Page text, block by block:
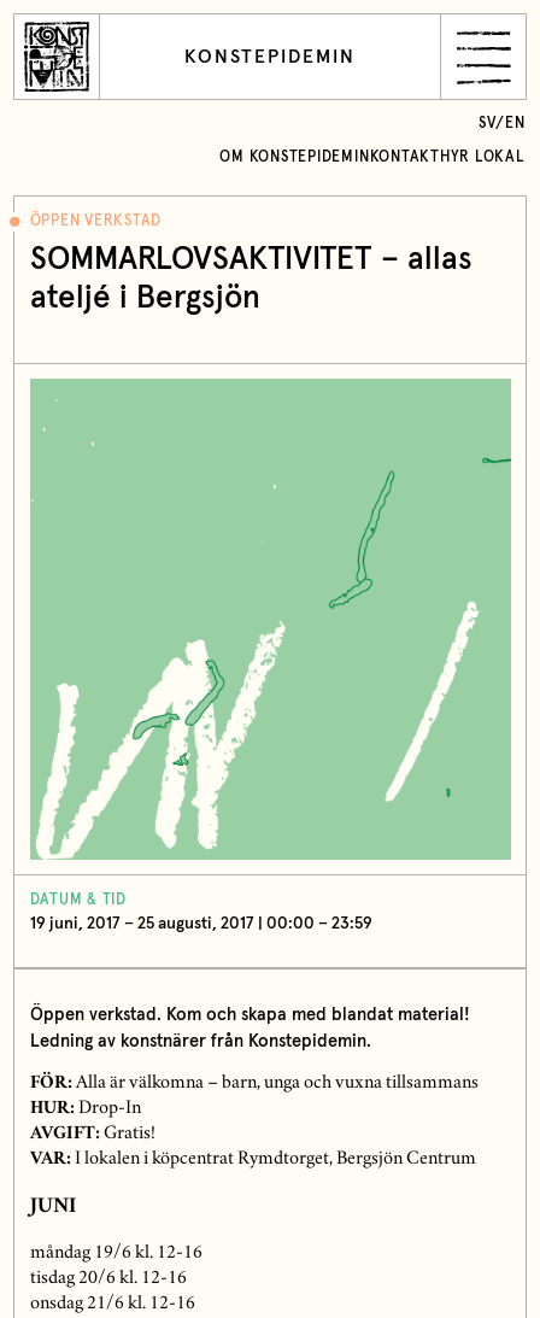
KONSTEPIDEMIN
OM KONSTEPIDEMIN KONTAKT HYR LOKAL
SV/ EN
ÖPPEN VERKSTAD
SOMMARLOVSAKTIVITET – allas
ateljé i Bergsjön
DATUM & TID
19 juni, 2017 – 25 augusti, 2017 | 00:00 – 23:59
Öppen verkstad. Kom och skapa med blandat material!
Ledning av konstnärer från Konstepidemin.
FÖR:Alla är välkomna – barn, unga och vuxna tillsammans
HUR:Drop-In
AVGIFT:Gratis!
VAR:I lokalen i köpcentrat Rymdtorget, Bergsjön Centrum
JUNI
måndag 19/6 kl. 12-16
tisdag 20/6 kl. 12-16
onsdag 21/6 kl. 12-16